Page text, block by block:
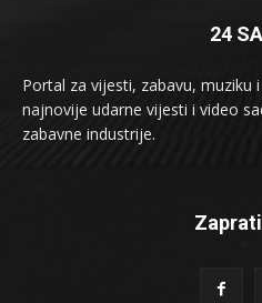
24
Portal za vijesti, zabavu, muziku
najnovije udarne vijesti i video
zabavne industrije.